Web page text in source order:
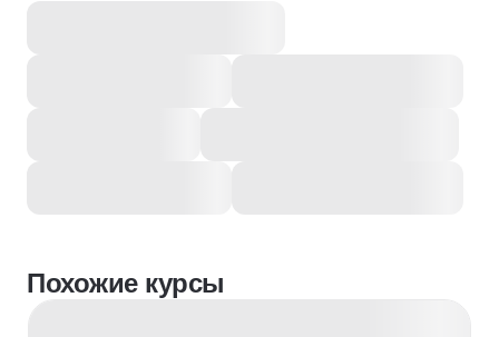
Похожие курсы